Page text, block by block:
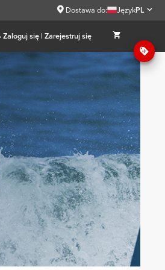
Dostawa do: JęzykPL
Zaloguj się | Zarejestruj się